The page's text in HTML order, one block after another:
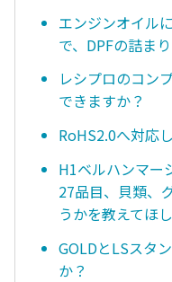
エンジンオイル
で、DPFの詰ま
レシプロのコン
できますか？
RoHS2.0へ対応
H1ベルハンマー
27品目、貝類、
うかを教えてほし
GOLDとLSスタ
か？